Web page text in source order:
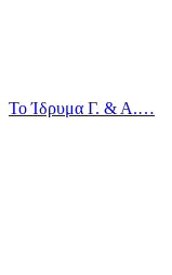
Το Ίδρυμα Γ. & Α.…